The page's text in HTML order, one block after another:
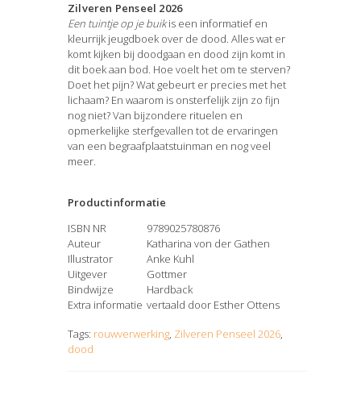
Zilveren Penseel 2026
Een tuintje op je buikis een informatief en
kleurrijk jeugdboek over de dood. Alles wat er
komt kijken bij doodgaan en dood zijn komt in
dit boek aan bod. Hoe voelt het om te sterven?
Doet het pijn? Wat gebeurt er precies met het
lichaam? En waarom is onsterfelijk zijn zo fijn
nog niet? Van bijzondere rituelen en
opmerkelijke sterfgevallen tot de ervaringen
van een begraafplaatstuinman en nog veel
meer.
Productinformatie
ISBN NR
9789025780876
Auteur
Katharina von der Gathen
Illustrator
Anke Kuhl
Uitgever
Gottmer
Bindwijze
Hardback
Extra informatie vertaald door Esther Ottens
Tags: rouwverwerking, Zilveren Penseel 2026,
dood